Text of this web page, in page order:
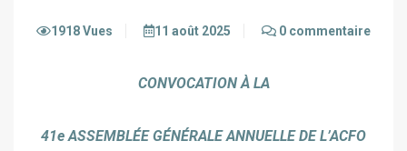
1918 Vues 11 août 2025 0 commentaire
CONVOCATION À LA
41e ASSEMBLÉE GÉNÉRALE ANNUELLE DE L’ACFO